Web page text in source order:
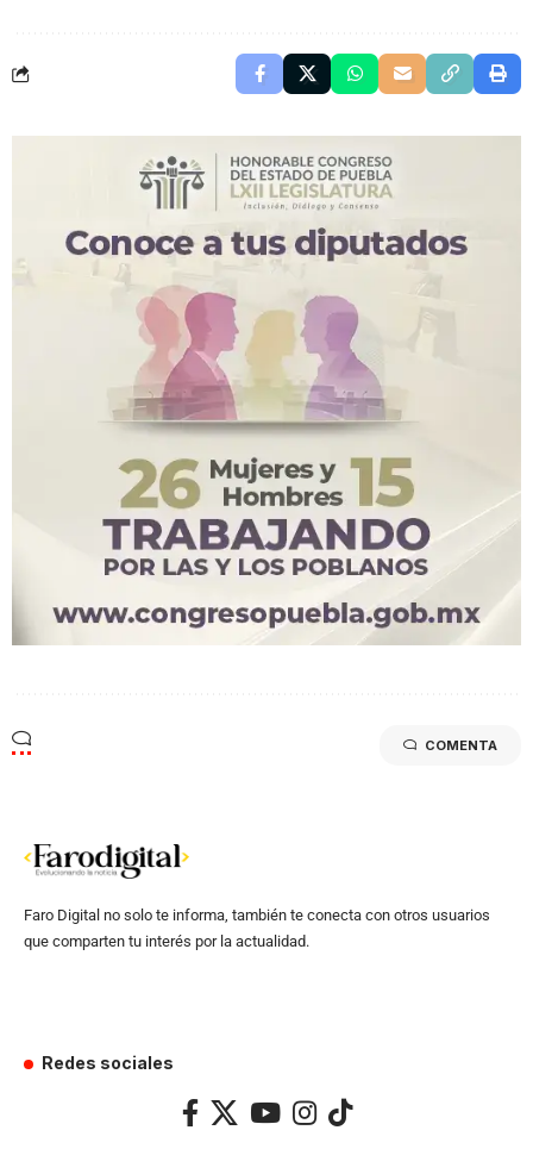
COMENTA
Faro Digital no solo te informa, también te conecta con otros usuarios
que comparten tu interés por la actualidad.
Redes sociales